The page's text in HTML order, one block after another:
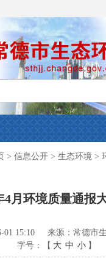
> 信息公开 > 生态环境 >
4月环境质量通报
01 15:10
来源：常德市
字号：【 大 中 小 】